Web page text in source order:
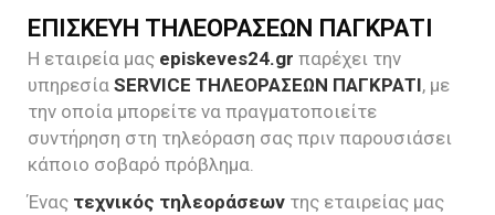
ΕΠΙΣΚΕΥΗ ΤΗΛΕΟΡΑΣΕΩΝ ΠΑΓΚΡΑΤΙ
Η εταιρεία μας episkeves24.gr παρέχει την
υπηρεσία SERVICE ΤΗΛΕΟΡΑΣΕΩΝ ΠΑΓΚΡΑΤΙ, με
την οποία μπορείτε να πραγματοποιείτε
συντήρηση στη τηλεόραση σας πριν παρουσιάσει
κάποιο σοβαρό πρόβλημα.
Ένας τεχνικός τηλεοράσεων της εταιρείας μας